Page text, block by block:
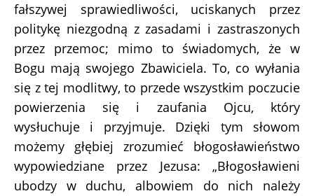
fałszywej sprawiedliwości, uciskanych przez
politykę niezgodną z zasadami i zastraszonych
przez przemoc; mimo to świadomych, że w
Bogu mają swojego Zbawiciela. To, co wyłania
się z tej modlitwy, to przede wszystkim poczucie
powierzenia się i zaufania Ojcu, który
wysłuchuje i przyjmuje. Dzięki tym słowom
możemy głębiej zrozumieć błogosławieństwo
wypowiedziane przez Jezusa: „Błogosławieni
ubodzy w duchu, albowiem do nich należy